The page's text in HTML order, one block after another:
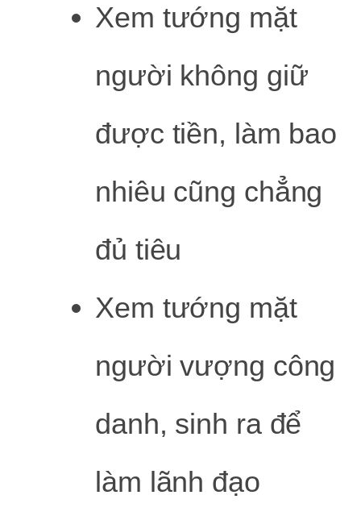
Xem tướng mặt
người không giữ
được tiền, làm bao
nhiêu cũng chẳng
đủ tiêu
Xem tướng mặt
người vượng công
danh, sinh ra để
làm lãnh đạo